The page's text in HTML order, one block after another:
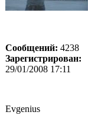
Сообщений: 4238
Зарегистрирован:
29/01/2008 17:11
Evgenius